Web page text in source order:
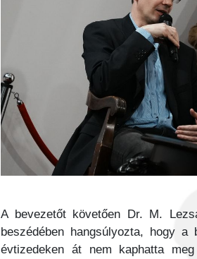
A bevezetőt követően Dr. M.
beszédében hangsúlyozta, hogy
évtizedeken át nem kaphatta